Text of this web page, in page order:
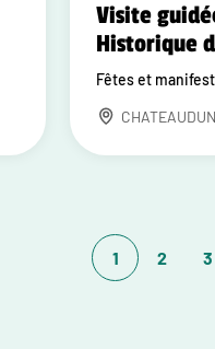
Visite
Historique
Fêtes et
CHATEAUDUN
1 2 3